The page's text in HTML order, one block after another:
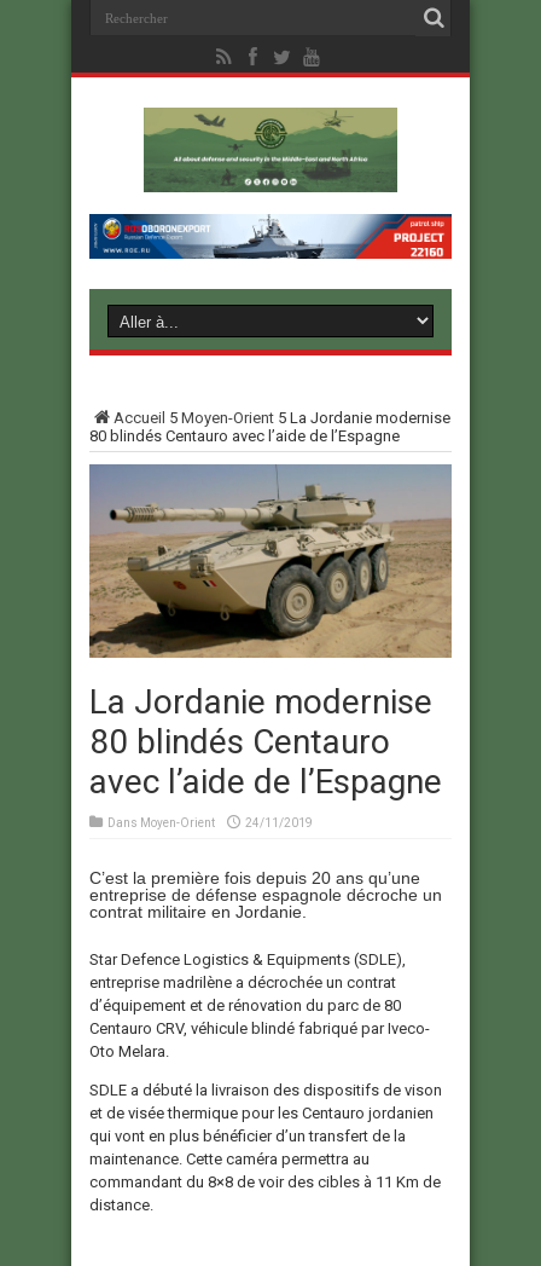
Accueil 5 Moyen-Orient 5 La Jordanie modernise
80 blindés Centauro avec l’aide de l’Espagne
La Jordanie modernise
80 blindés Centauro
avec l’aide de l’Espagne
Dans Moyen-Orient 24/11/2019
C’est la première fois depuis 20 ans qu’une
entreprise de défense espagnole décroche un
contrat militaire en Jordanie.
Star Defence Logistics & Equipments (SDLE),
entreprise madrilène a décrochée un contrat
d’équipement et de rénovation du parc de 80
Centauro CRV, véhicule blindé fabriqué par Iveco-
Oto Melara.
SDLE a débuté la livraison des dispositifs de vison
et de visée thermique pour les Centauro jordanien
qui vont en plus bénéficier d’un transfert de la
maintenance. Cette caméra permettra au
commandant du 8×8 de voir des cibles à 11 Km de
distance.